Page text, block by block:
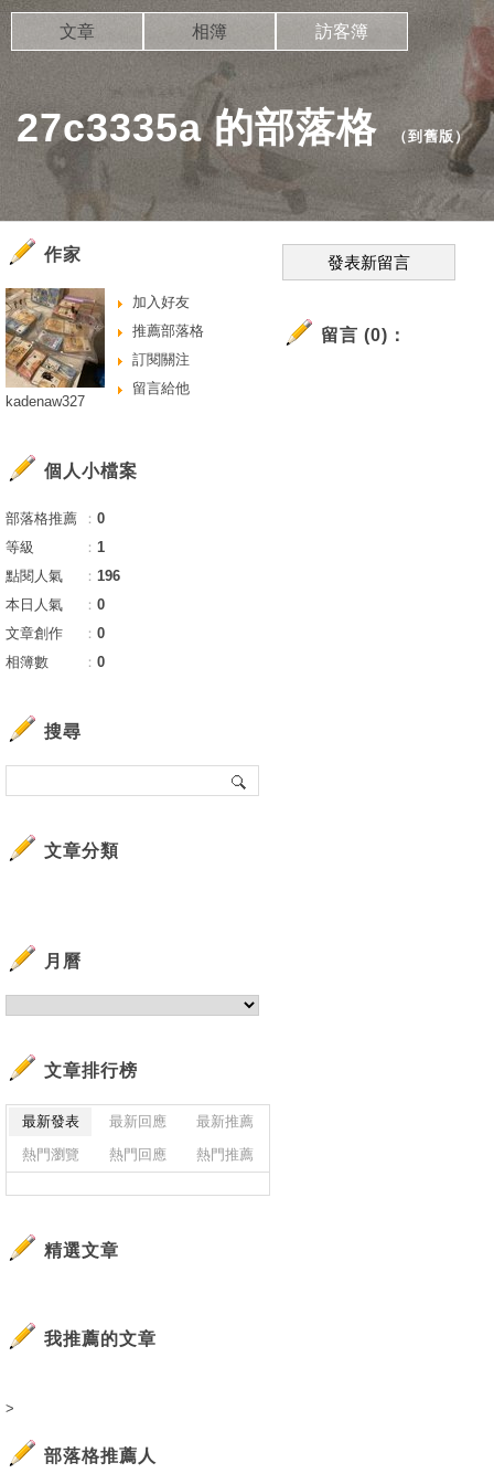
27c3335a 的部落格 （到舊版）
文章 相簿 訪客簿
發表新留言
留言 (0)：
作家
加入好友
推薦部落格
訂閱關注
留言給他
kadenaw327
個人小檔案
部落格推薦 ： 0
等級
： 1
點閱人氣
： 196
本日人氣
： 0
文章創作
： 0
相簿數
： 0
搜尋
文章分類
月曆
文章排行榜
最新發表 最新回應
最新推薦
熱門瀏覽
熱門回應 熱門推薦
精選文章
我推薦的文章
>
部落格推薦人